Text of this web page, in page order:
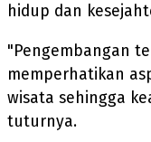
hidup dan
"Pengembangan
memperhatikan
wisata sehingga
tuturnya.